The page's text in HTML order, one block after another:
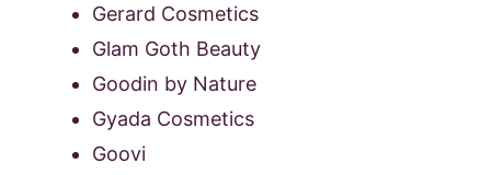
Gerard Cosmetics
Glam Goth Beauty
Goodin by Nature
Gyada Cosmetics
Goovi